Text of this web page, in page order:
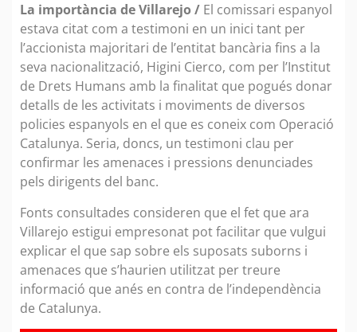
La importància de Villarejo / El comissari espanyol
estava citat com a testimoni en un inici tant per
l’accionista majoritari de l’entitat bancària fins a la
seva nacionalització, Higini Cierco, com per l’Institut
de Drets Humans amb la finalitat que pogués donar
detalls de les activitats i moviments de diversos
policies espanyols en el que es coneix com Operació
Catalunya. Seria, doncs, un testimoni clau per
confirmar les amenaces i pressions denunciades
pels dirigents del banc.
Fonts consultades consideren que el fet que ara
Villarejo estigui empresonat pot facilitar que vulgui
explicar el que sap sobre els suposats suborns i
amenaces que s’haurien utilitzat per treure
informació que anés en contra de l’independència
de Catalunya.